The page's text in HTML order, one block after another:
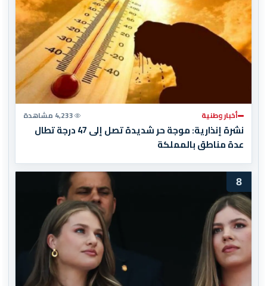
أخبار وطنية 4,233 مشاهدة
نشرة إنذارية: موجة حر شديدة تصل إلى 47 درجة تطال
عدة مناطق بالمملكة
8